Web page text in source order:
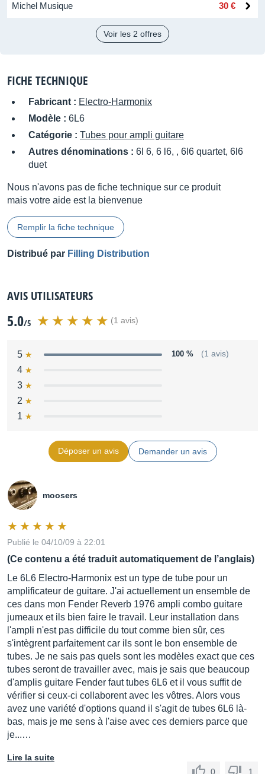
Michel Musique 30 €
Voir les 2 offres
FICHE TECHNIQUE
Fabricant : Electro-Harmonix
Modèle : 6L6
Catégorie : Tubes pour ampli guitare
Autres dénominations : 6l 6, 6 l6, , 6l6 quartet, 6l6
duet
Nous n'avons pas de fiche technique sur ce produit
mais votre aide est la bienvenue
Remplir la fiche technique
Distribué par Filling Distribution
AVIS UTILISATEURS
5.0/5 (1 avis)
5 100 % (1 avis)
4
3
2
1
Déposer un avis Demander un avis
moosers
Publié le 04/10/09 à 22:01
(Ce contenu a été traduit automatiquement de l’anglais)
Le 6L6 Electro-Harmonix est un type de tube pour un
amplificateur de guitare. J'ai actuellement un ensemble de
ces dans mon Fender Reverb 1976 ampli combo guitare
jumeaux et ils bien faire le travail. Leur installation dans
l'ampli n'est pas difficile du tout comme bien sûr, ces
s'intègrent parfaitement car ils sont le bon ensemble de
tubes. Je ne sais pas quels sont les modèles exact que ces
tubes seront de travailler avec, mais je sais que beaucoup
d'amplis guitare Fender faut tubes 6L6 et il vous suffit de
vérifier si ceux-ci collaborent avec les vôtres. Alors vous
avez une variété d'options quand il s'agit de tubes 6L6 là-
bas, mais je me sens à l'aise avec ces derniers parce que
je...…
Lire la suite
0
1